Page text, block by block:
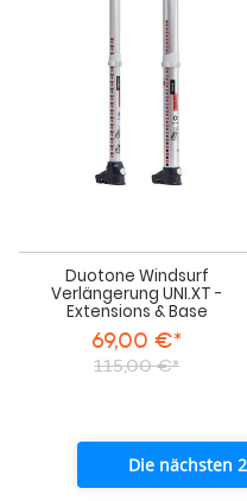
Duotone Windsurf
Verlängerung UNI.XT -
Extensions & Base
69,00 €*
115,00 €*
Die nächsten